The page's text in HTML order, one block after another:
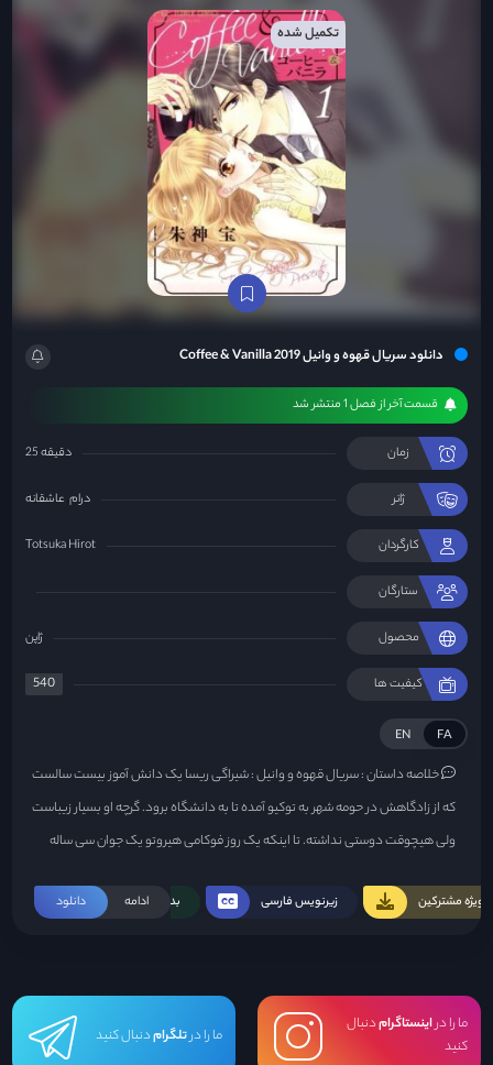
دانلود سریال قهوه و وانیل Coffee & Vanilla 2019
قسمت آخر از فصل 1 منتشر شد
زمان 25 دقیقه
ژانر درام عاشقانه
کارگردان Totsuka Hirot
ستارگان
محصول ژاپن
کیفیت ها 540
FA
EN
خلاصه داستان :سریال قهوه و وانیل : شیراگی ریسا یک دانش آموز بیست سالست
که از زادگاهش در حومه شهر به توکیو آمده تا به دانشگاه برود. گرچه او بسیار زیباست
ولی هیچوقت دوستی نداشته. تا اینکه یک روز فوکامی هیروتو یک جوان سی ساله
ادامه دانلود ویژه مشترکین زیرنویس فارسی بدون سانسور
تکمیل شده
ما را دراینستاگرامدنبال
کنید
ما را درتلگرامدنبال کنید